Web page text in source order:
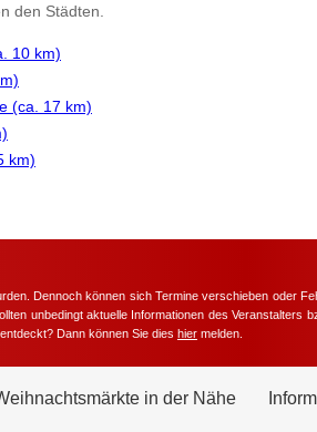
den Städten.
10 km)
(ca. 17 km)
km)
Dennoch können sich Termine verschieben oder
unbedingt aktuelle Informationen des Veranstalters
Dann können Sie dies hier melden.
in der Nähe